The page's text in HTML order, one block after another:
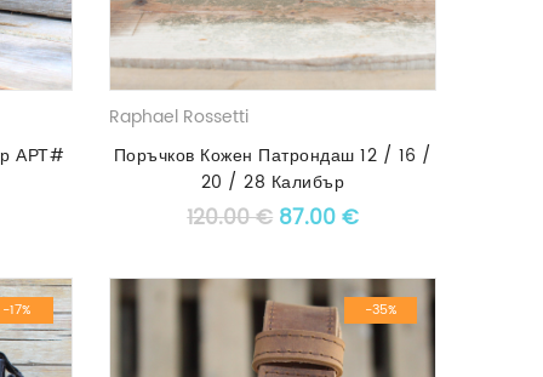
АРТ#
was: 85.00 €.
цена е: 60.00 €.
Raphael Rossetti
Поръчков Кожен Патрондаш 12 / 16 /
20 / 28 Калибър
120.00€ Original price was: 120.00
87.00€Текущата цена е:
-17% -35%